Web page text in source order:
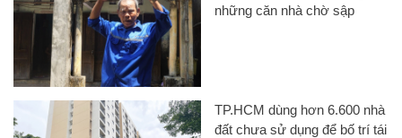
những căn nhà chờ sập
TP.HCM dùng hơn 6.600 nhà
đất chưa sử dụng để bố trí tái